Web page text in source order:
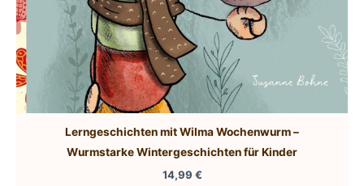
Lerngeschichten mit Wilma Wochenwurm –
Wurmstarke Wintergeschichten für Kinder
14,99 €